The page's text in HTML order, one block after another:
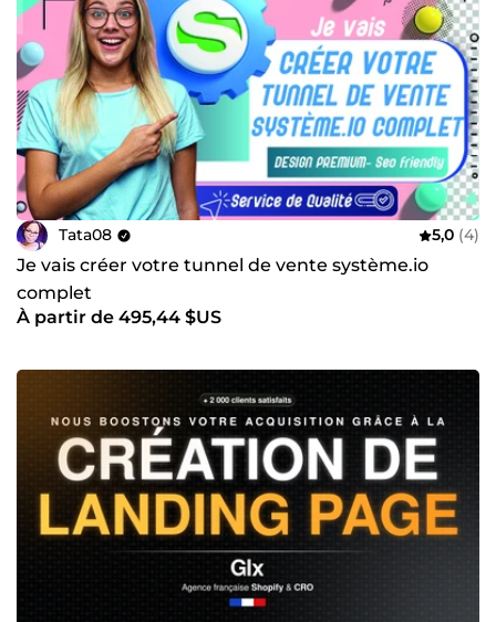
Tata08 5,0 (4)
Je vais créer votre tunnel de vente système.io
complet
À partir de 495,44 $US